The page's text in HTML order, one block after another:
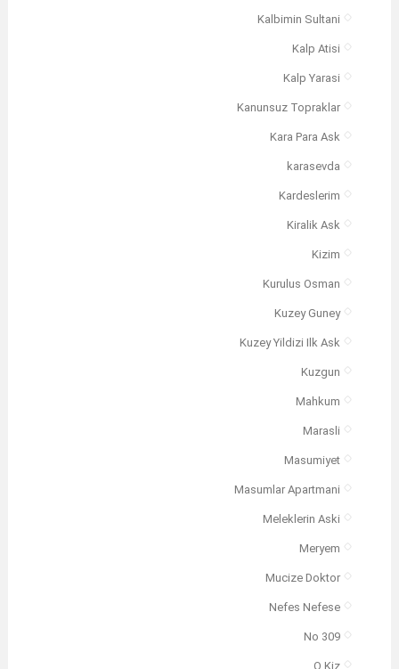
Kalbimin Sultani
Kalp Atisi
Kalp Yarasi
Kanunsuz Topraklar
Kara Para Ask
karasevda
Kardeslerim
Kiralik Ask
Kizim
Kurulus Osman
Kuzey Guney
Kuzey Yildizi Ilk Ask
Kuzgun
Mahkum
Marasli
Masumiyet
Masumlar Apartmani
Meleklerin Aski
Meryem
Mucize Doktor
Nefes Nefese
No 309